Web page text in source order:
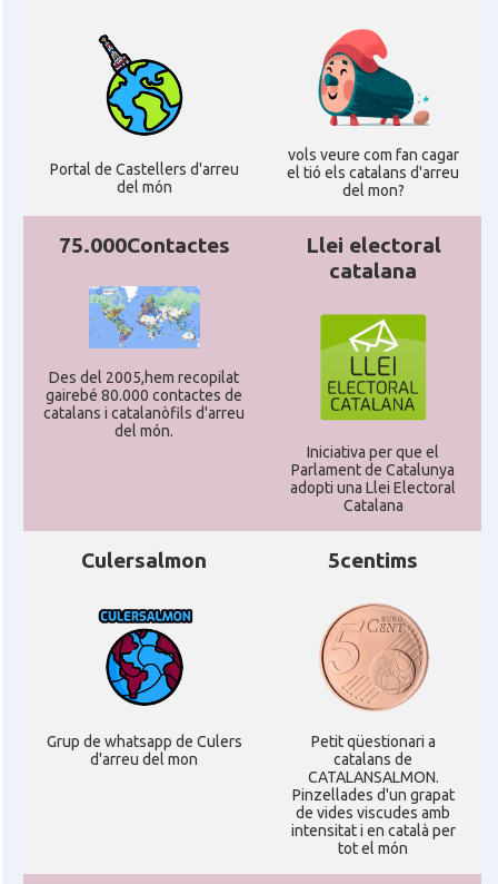
Portal de Castellers d'arreu
del món
vols veure com fan cagar
el tió els catalans d'arreu
del mon?
75.000Contactes
Des del 2005,hem recopilat
gairebé 80.000 contactes de
catalans i catalanòfils d'arreu
del món.
Llei electoral
catalana
Iniciativa per que el
Parlament de Catalunya
adopti una Llei Electoral
Catalana
Culersalmon
Grup de whatsapp de Culers
d'arreu del mon
5centims
Petit qüestionari a
catalans de
CATALANSALMON.
Pinzellades d'un grapat
de vides viscudes amb
intensitat i en català per
tot el món